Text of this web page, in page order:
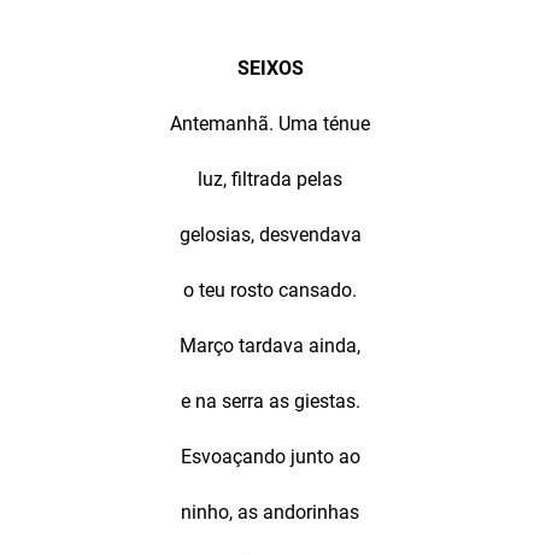
SEIXOS
Antemanhã. Uma ténue
luz, filtrada pelas
gelosias, desvendava
o teu rosto cansado.
Março tardava ainda,
e na serra as giestas.
Esvoaçando junto ao
ninho, as andorinhas